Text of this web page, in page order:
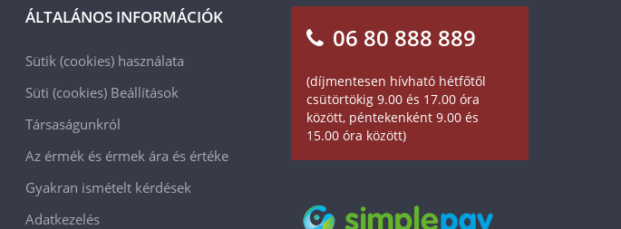
ÁLTALÁNOS INFORMÁCIÓK
Sütik (cookies) használata
Süti (cookies) Beállítások
Társaságunkról
Az érmék és érmek ára és értéke
Gyakran ismételt kérdések
Adatkezelés
06 80 888 889
(díjmentesen hívható hétfőtől
csütörtökig 9.00 és 17.00 óra
között, péntekenként 9.00 és
15.00 óra között)